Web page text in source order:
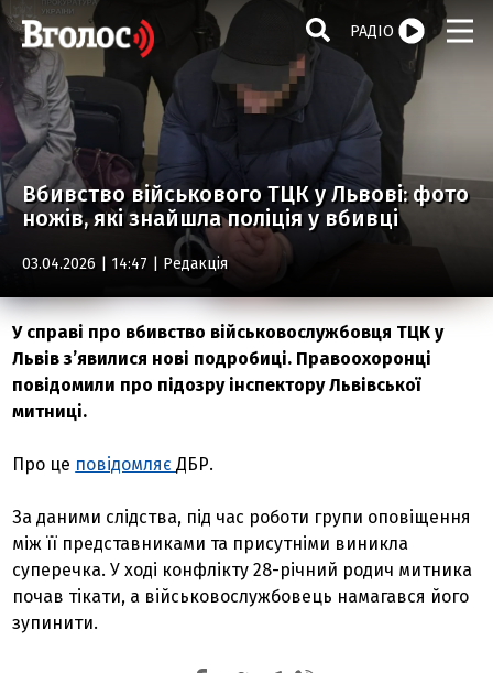
РАДІО
Вбивство військового ТЦК у Львові: фото
ножів, які знайшла поліція у вбивці
03.04.2026 | 14:47 | Редакція
У справі про вбивство військовослужбовця ТЦК у
Львів з’явилися нові подробиці. Правоохоронці
повідомили про підозру інспектору Львівської
митниці.
Про це повідомляєДБР.
За даними слідства, під час роботи групи оповіщення
між її представниками та присутніми виникла
суперечка. У ході конфлікту 28-річний родич митника
почав тікати, а військовослужбовець намагався його
зупинити.